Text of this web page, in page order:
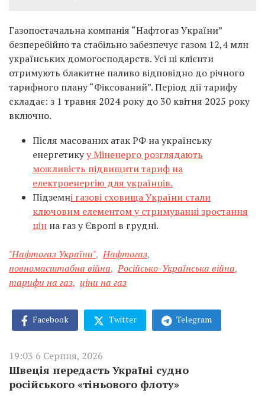
Газопостачальна компанія “Нафтогаз України”
безперебійно та стабільно забезпечує газом 12,4 млн
українських домогосподарств. Усі ці клієнти
отримують блакитне паливо відповідно до річного
тарифного плану “Фіксований”. Період дії тарифу
складає: з 1 травня 2024 року до 30 квітня 2025 року
включно.
Після масованих атак РФ на українську
енергетикуу Міненерго розглядають
можливість підвищити тариф на
електроенергію для українців.
Підземні газові сховища України стали
ключовим елементом у стримуванні зростання
цін на газ у Європі в грудні.
"Нафтогаз України", Нафтогаз,
повномасштабна війна, Російсько-Українська війна,
тарифи на газ, ціни на газ
Facebook Twitter Telegram
19:03 6 Серпня, 2026
Швеція передасть Україні судно
російського «тіньового флоту»